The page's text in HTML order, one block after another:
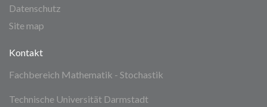
Datenschutz
Site map
Kontakt
Fachbereich Mathematik - Stochastik
Technische Universität Darmstadt